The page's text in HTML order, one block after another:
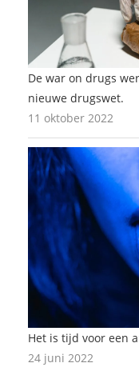
De war on drugs
nieuwe drugswet.
11 oktober 2022
Het is tijd voor een
24 juni 2022